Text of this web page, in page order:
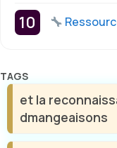
Étiquettes
et la
dmangeaisons